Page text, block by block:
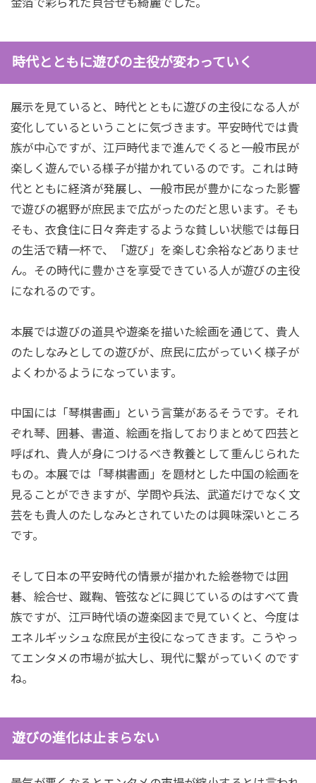
金箔で彩られた貝合せも綺麗でした。
時代とともに遊びの主役が変わっていく
展示を見ていると、時代とともに遊びの主役になる人が
変化しているということに気づきます。平安時代では貴
族が中心ですが、江戸時代まで進んでくると一般市民が
楽しく遊んでいる様子が描かれているのです。これは時
代とともに経済が発展し、一般市民が豊かになった影響
で遊びの裾野が庶民まで広がったのだと思います。そも
そも、衣食住に日々奔走するような貧しい状態では毎日
の生活で精一杯で、「遊び」を楽しむ余裕などありませ
ん。その時代に豊かさを享受できている人が遊びの主役
になれるのです。
本展では遊びの道具や遊楽を描いた絵画を通じて、貴人
のたしなみとしての遊びが、庶民に広がっていく様子が
よくわかるようになっています。
中国には「琴棋書画」という言葉があるそうです。それ
ぞれ琴、囲碁、書道、絵画を指しておりまとめて四芸と
呼ばれ、貴人が身につけるべき教養として重んじられた
もの。本展では「琴棋書画」を題材とした中国の絵画を
見ることができますが、学問や兵法、武道だけでなく文
芸をも貴人のたしなみとされていたのは興味深いところ
です。
そして日本の平安時代の情景が描かれた絵巻物では囲
碁、絵合せ、蹴鞠、管弦などに興じているのはすべて貴
族ですが、江戸時代頃の遊楽図まで見ていくと、今度は
エネルギッシュな庶民が主役になってきます。こうやっ
てエンタメの市場が拡大し、現代に繋がっていくのです
ね。
遊びの進化は止まらない